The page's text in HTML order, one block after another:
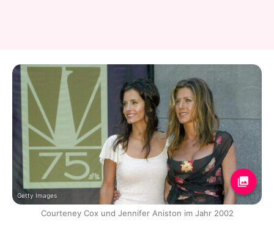
Getty Images
Courteney Cox und Jennifer Aniston im Jahr 2002